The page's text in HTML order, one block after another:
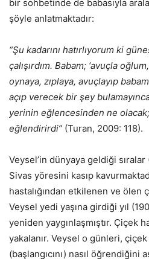
bir sohbetinde de babasıyla
şöyle anlatmaktadır:
“Şu kadarını hatırlıyorum ki
çalışırdım. Babam; ‘avuçla
oynaya, zıplaya, avuçlayıp
açıp verecek bir şey
yerinin eğlencesinden ne
eğlendirirdi” (Turan, 2009: 118).
Veysel’in dünyaya geldiği sıralar
Sivas yöresini kasıp
hastalığından etkilenen ve ölen
Veysel yedi yaşına girdiği yıl
yeniden yaygınlaşmıştır. Çiçek
yakalanır. Veysel o günleri,
(başlangıcını) nasıl öğrendiğini